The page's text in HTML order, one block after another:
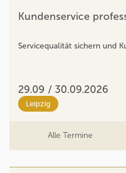
Kundenservice
Servicequalität sichern und
29.09 / 30.09.2026
Leipzig
Alle Termine